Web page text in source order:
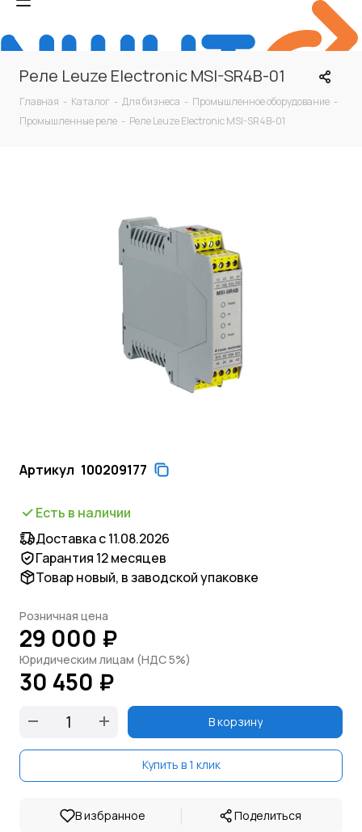
Реле Leuze Electronic MSI-SR4B-01
Главная - Каталог - Для бизнеса - Промышленное оборудование -
Промышленные реле - Реле Leuze Electronic MSI-SR4B-01
Артикул 100209177
Есть в наличии
Доставка с 11.08.2026
Гарантия 12 месяцев
Товар новый, в заводской упаковке
Розничная цена
29 000 ₽
Юридическим лицам (НДС 5%)
30 450 ₽
В корзину
Купить в 1 клик
В избранное | Поделиться